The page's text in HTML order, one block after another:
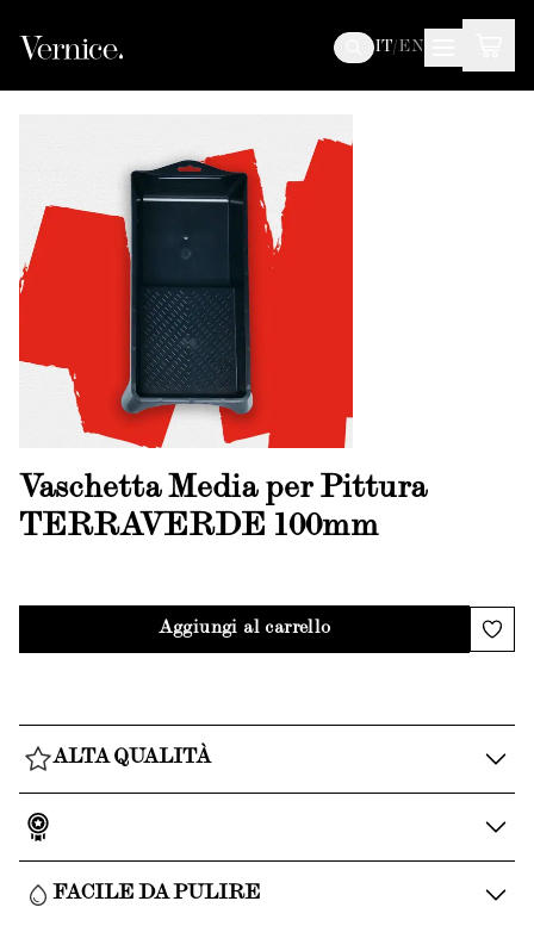
IT/EN
Vaschetta Media per Pittura
TERRAVERDE 100mm
Aggiungi al carrello
ALTA QUALITÀ
FACILE DA PULIRE